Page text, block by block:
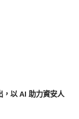
以 AI 助力資安人